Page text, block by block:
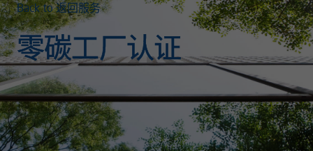
Back to 返回服务
零碳工厂认证